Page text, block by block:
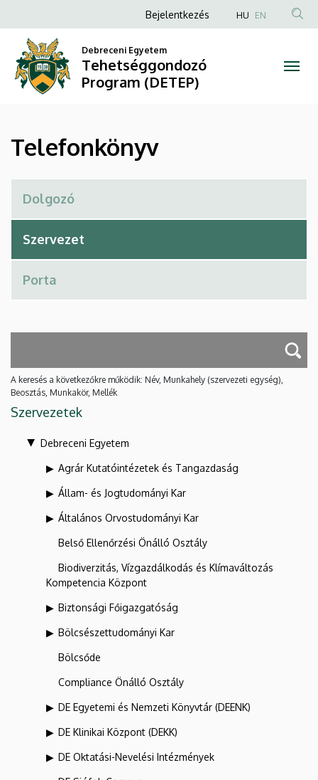
Telefonkönyv
Tehetséggondozó
Program
(DETEP)
a
tartalomra
Anonim
fiók
menüje
Bejelentkezés HU EN
Debreceni Egyetem
Tehetséggondozó
Program (DETEP)
Telefonkönyv
A keresés a következőkre működik: Név, Munkahely (szervezeti egység),
Beosztás, Munkakör, Mellék
Szervezetek
Debreceni Egyetem
Agrár Kutatóintézetek és Tangazdaság
Állam- és Jogtudományi Kar
Általános Orvostudományi Kar
Belső Ellenőrzési Önálló Osztály
Biodiverzitás, Vízgazdálkodás és Klímaváltozás
Kompetencia Központ
Biztonsági Főigazgatóság
Bölcsészettudományi Kar
Bölcsőde
Compliance Önálló Osztály
DE Egyetemi és Nemzeti Könyvtár (DEENK)
DE Klinikai Központ (DEKK)
DE Oktatási-Nevelési Intézmények